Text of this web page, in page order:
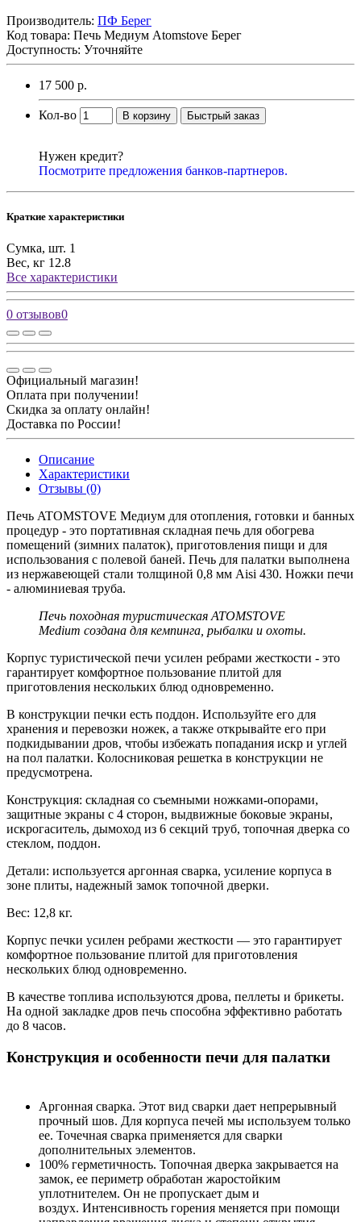
Производитель: ПФ Берег
Код товара: Печь Медиум Atomstove Берег
Доступность: Уточняйте
17 500 р.
Кол-во В корзину Быстрый заказ
Нужен кредит?
Посмотрите предложения банков-партнеров.
Краткие характеристики
Сумка, шт. 1
Вес, кг 12.8
Все характеристики
0 отзывов0
Официальный магазин!
Оплата при получении!
Скидка за оплату онлайн!
Доставка по России!
Описание
Характеристики
Отзывы (0)
Печь ATOMSTOVE Медиум для отопления, готовки и банных
процедур - это портативная складная печь для обогрева
помещений (зимних палаток), приготовления пищи и для
использования с полевой баней. Печь для палатки выполнена
из нержавеющей стали толщиной 0,8 мм Aisi 430. Ножки печи
- алюминиевая труба.
Печь походная туристическая ATOMSTOVE
Medium создана для кемпинга, рыбалки и охоты.
Корпус туристической печи усилен ребрами жесткости - это
гарантирует комфортное пользование плитой для
приготовления нескольких блюд одновременно.
В конструкции печки есть поддон. Используйте его для
хранения и перевозки ножек, а также открывайте его при
подкидывании дров, чтобы избежать попадания искр и углей
на пол палатки. Колосниковая решетка в конструкции не
предусмотрена.
Конструкция: складная со съемными ножками-опорами,
защитные экраны с 4 сторон, выдвижные боковые экраны,
искрогаситель, дымоход из 6 секций труб, топочная дверка со
стеклом, поддон.
Детали: используется аргонная сварка, усиление корпуса в
зоне плиты, надежный замок топочной дверки.
Вес: 12,8 кг.
Корпус печки усилен ребрами жесткости — это гарантирует
комфортное пользование плитой для приготовления
нескольких блюд одновременно.
В качестве топлива используются дрова, пеллеты и брикеты.
На одной закладке дров печь способна эффективно работать
до 8 часов.
Конструкция и особенности печи для палатки
Аргонная сварка. Этот вид сварки дает непрерывный
прочный шов. Для корпуса печей мы используем только
ее. Точечная сварка применяется для сварки
дополнительных элементов.
100% герметичность. Топочная дверка закрывается на
замок, ее периметр обработан жаростойким
уплотнителем. Он не пропускает дым и
воздух. Интенсивность горения меняется при помощи